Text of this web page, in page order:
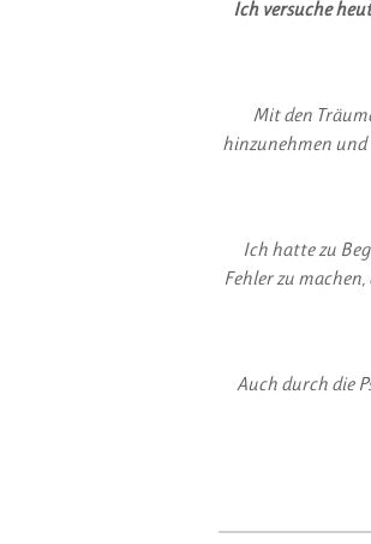
Ich versuche
Mit den
hinzunehmen und
Ich hatte zu
Fehler zu
Auch durch die